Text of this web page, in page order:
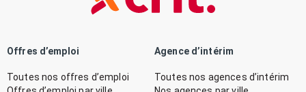
Offres d’emploi
Toutes nos offres d’emploi
Agence d’intérim
Toutes nos agences d’intérim